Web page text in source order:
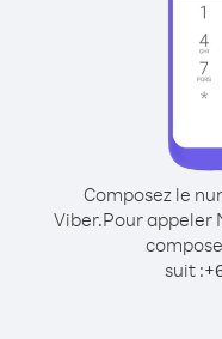
Composez le
Viber.Pour appeler
suit :+